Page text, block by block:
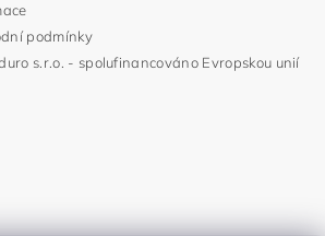
podmínky
s.r.o. - spolufinancováno Evropskou unií